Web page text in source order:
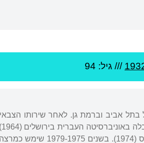
/// גיל: 94
בתל אביב וברמת גן. לאחר שירותו